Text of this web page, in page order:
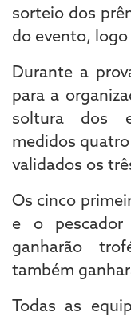
sorteio dos
do evento,
Durante a
para a
soltura dos
medidos
validados os
Os cinco
e o
ganharão
também
Todas as